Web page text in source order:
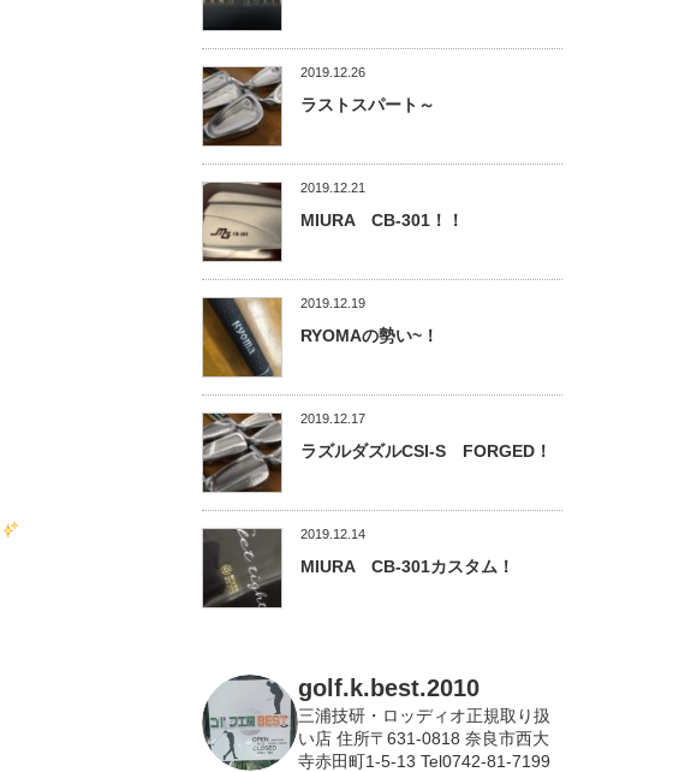
2019.12.26
ラストスパート～
2019.12.21
MIURA CB-301！！
2019.12.19
RYOMAの勢い~！
2019.12.17
ラズルダズルCSI-S FORGED！
2019.12.14
MIURA CB-301カスタム！
golf.k.best.2010
三浦技研・ロッディオ正規取り扱
い店 住所〒631-0818 奈良市西大
寺赤田町1-5-13 Tel0742-81-7199